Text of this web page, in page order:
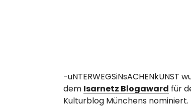
-uNTERWEGSiNsACHENkUNST
dem Isarnetz Blogaward für
Kulturblog Münchens nominiert.